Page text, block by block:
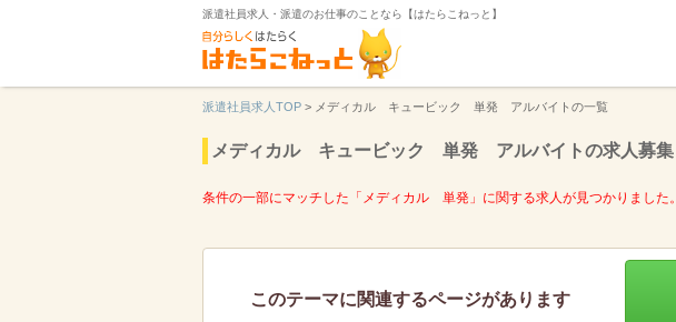
派遣社員求人・派遣のお仕事のことなら【はたらこねっと】
派遣社員求人TOP > メディカル キュービック 単発 アルバイトの一覧
メディカル キュービック 単発 アルバイトの求人募集
条件の一部にマッチした「メディカル 単発」に関する求人が見つかりました。
このテーマに関連するページがあります